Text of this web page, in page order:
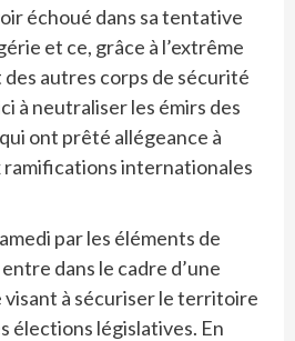
échoué dans sa tentative
et ce, grâce à l’extrême
des autres corps de sécurité
à neutraliser les émirs des
ont prêté allégeance à
internationales
par les éléments de
dans le cadre d’une
visant à sécuriser le territoire
élections législatives. En